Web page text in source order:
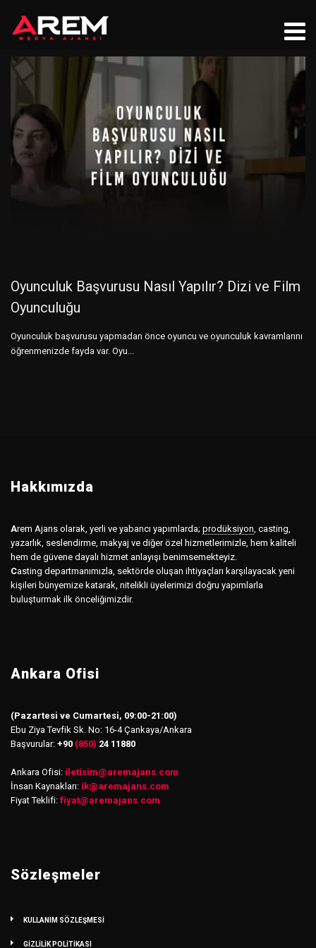
Oyunculuk Başvurusu Nasıl Yapılır? Dizi ve Film
Oyunculuğu
Oyunculuk başvurusu yapmadan önce oyuncu ve oyunculuk kavramlarını
öğrenmenizde fayda var. Oyu...
Hakkımızda
Arem Ajans olarak, yerli ve yabancı yapımlarda; prodüksiyon, casting,
yazarlık, seslendirme, makyaj ve diğer özel hizmetlerimizle, hem kaliteli
hem de güvene dayalı hizmet anlayışı benimsemekteyiz.
Casting departmanımızla, sektörde oluşan ihtiyaçları karşılayacak yeni
kişileri bünyemize katarak, nitelikli üyelerimizi doğru yapımlarla
buluşturmak ilk önceliğimizdir.
Ankara Ofisi
(Pazartesi ve Cumartesi, 09:00-21:00)
Ebu Ziya Tevfik Sk. No: 16-4 Çankaya/Ankara
Başvurular: +90 (850) 24 11880
Ankara Ofisi: iletisim@aremajans.com
İnsan Kaynakları: ik@aremajans.com
Fiyat Teklifi: fiyat@aremajans.com
Sözleşmeler
KULLANIM SÖZLEŞMESİ
GİZLİLİK POLİTİKASI